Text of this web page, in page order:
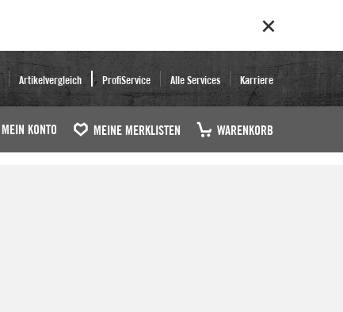
Artikelvergleich ProfiService Alle Services Karriere
MEIN KONTO MEINE MERKLISTEN WARENKORB